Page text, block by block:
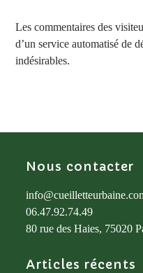
Les commentaires des
d’un service automatisé de
indésirables.
Nous contacter
06.47.92.74.49
80 rue des Haies, 75020
Articles récents